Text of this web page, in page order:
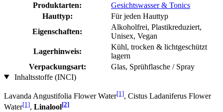
Produktarten:
Gesichtswasser & Tonics
Hauttyp:
Für jeden Hauttyp
Eigenschaften:
Alkoholfrei, Plastikreduziert,
Unisex, Vegan
Lagerhinweis:
Kühl, trocken & lichtgeschützt
lagern
Verpackungsart:
Glas, Sprühflasche / Spray
Inhaltsstoffe (INCI)
Lavanda Angustifolia Flower Water[1], Cistus Ladaniferus Flower
Water[1], Linalool[2]